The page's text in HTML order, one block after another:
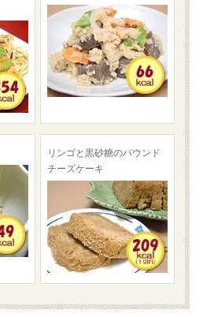
リンゴと黒砂糖のパウンド
チーズケーキ